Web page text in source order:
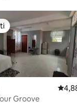
24
Groove